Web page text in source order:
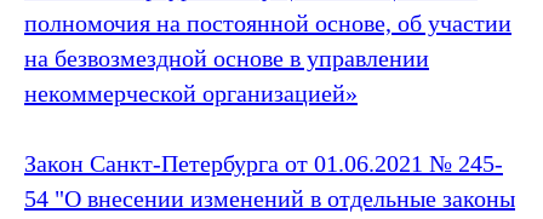
полномочия на постоянной основе, об участии
на безвозмездной основе в управлении
некоммерческой организацией»
Закон Санкт‑Петербурга от 01.06.2021 № 245-
54 "О внесении изменений в отдельные законы